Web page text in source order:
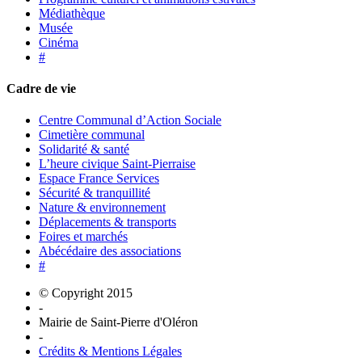
Médiathèque
Musée
Cinéma
#
Cadre de vie
Centre Communal d’Action Sociale
Cimetière communal
Solidarité & santé
L’heure civique Saint-Pierraise
Espace France Services
Sécurité & tranquillité
Nature & environnement
Déplacements & transports
Foires et marchés
Abécédaire des associations
#
© Copyright 2015
-
Mairie de Saint-Pierre d'Oléron
-
Crédits & Mentions Légales